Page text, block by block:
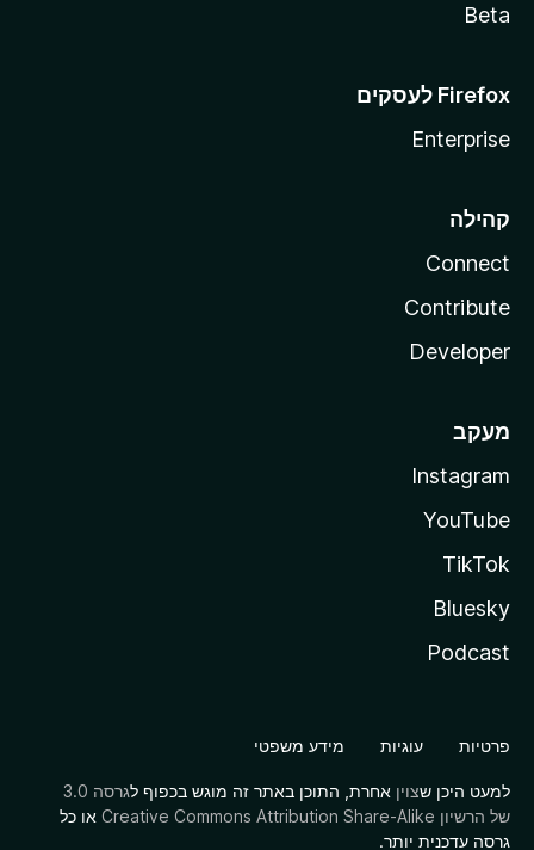
Beta
Enterprise
קהילה
Connect
Contribute
Developer
מעקב
Instagram
YouTube
TikTok
Bluesky
Podcast
פרטיות עוגיות מידע משפטי
למעט היכן שצוין אחרת, התוכן באתר זה מוגש בכפוף ל
גרסה 3.0
של הרשיון Creative Commons Attribution Share-Alike
או כל
גרסה עדכנית יותר.